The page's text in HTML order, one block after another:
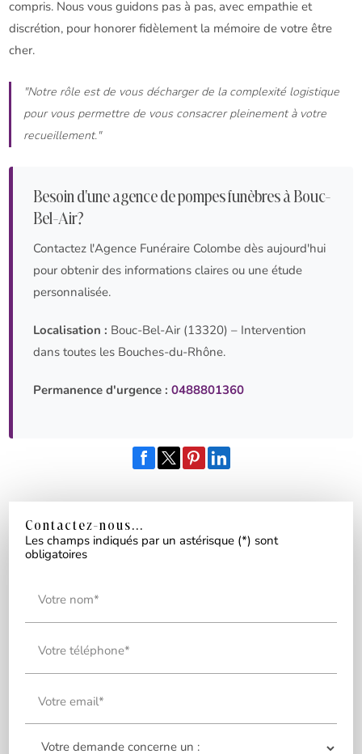
compris. Nous vous guidons pas à pas, avec empathie et
discrétion, pour honorer fidèlement la mémoire de votre être
cher.
"Notre rôle est de vous décharger de la complexité logistique
pour vous permettre de vous consacrer pleinement à votre
recueillement."
Besoin d'une agence de pompes funèbres à Bouc-
Bel-Air?
Contactez l'Agence Funéraire Colombe dès aujourd'hui
pour obtenir des informations claires ou une étude
personnalisée.
Localisation : Bouc-Bel-Air (13320) – Intervention
dans toutes les Bouches-du-Rhône.
Permanence d'urgence : 0488801360
Contactez-nous...
Les champs indiqués par un astérisque (*) sont
obligatoires
Votre nom*
Votre téléphone*
Votre email*